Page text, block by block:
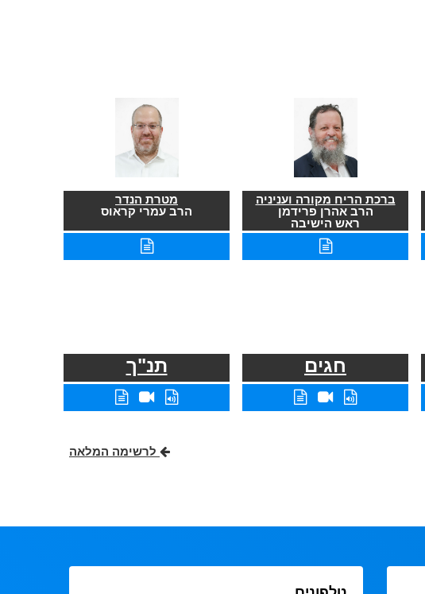
ברכת הריח מקורה ועניניה
הרב אהרן פרידמן
ראש הישיבה
מטרת הנדר
הרב עמרי קראוס
חגים תנ"ך
לרשימה המלאה